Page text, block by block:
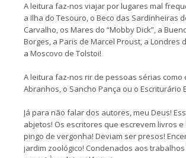
A leitura faz-nos viajar por lugares mal
a Ilha do Tesouro, o Beco das Sardinheiras
Carvalho, os Mares do “Mobby Dick”, a
Borges, a Paris de Marcel Proust, a Londres
a Moscovo de Tolstoi!
A leitura faz-nos rir de pessoas sérias como
Abranhos, o Sancho Pança ou o Escriturário
Já para não falar dos autores, meu Deus!
abjetos! Os escritores que escrevem livros e
pingo de vergonha! Deviam ser presos!
jardim zoológico! Condenados aos